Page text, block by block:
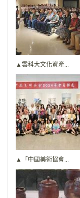
▲雲科大文化資產...
▲「中國美術協會...